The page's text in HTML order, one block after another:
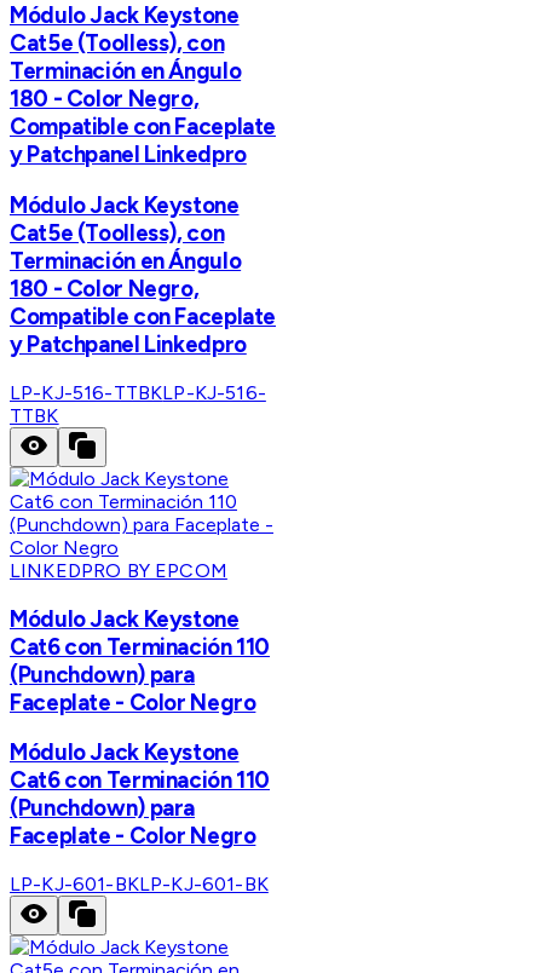
Módulo Jack Keystone
Cat5e (Toolless), con
Terminación en Ángulo
180 - Color Negro,
Compatible con Faceplate
y Patchpanel Linkedpro
Módulo Jack Keystone
Cat5e (Toolless), con
Terminación en Ángulo
180 - Color Negro,
Compatible con Faceplate
y Patchpanel Linkedpro
LP-KJ-516-TTBKLP-KJ-516-
TTBK
LINKEDPRO BY EPCOM
Módulo Jack Keystone
Cat6 con Terminación 110
(Punchdown) para
Faceplate - Color Negro
Módulo Jack Keystone
Cat6 con Terminación 110
(Punchdown) para
Faceplate - Color Negro
LP-KJ-601-BKLP-KJ-601-BK